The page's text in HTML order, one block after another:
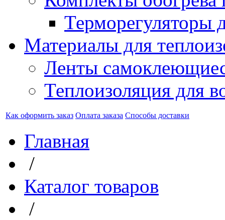
Терморегуляторы
Материалы для
Ленты
Теплоизоляция для
Как оформить заказ Оплата заказа Способы доставки
Главная
/
Каталог товаров
/